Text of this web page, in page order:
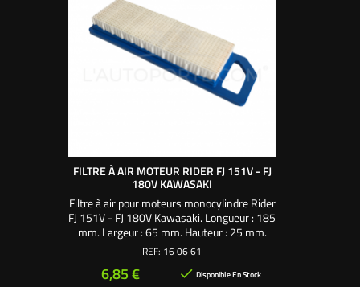
FILTRE À AIR MOTEUR RIDER FJ 151V - FJ
180V KAWASAKI
Filtre à air pour moteurs monocylindre Rider
FJ 151V - FJ 180V Kawasaki. Longueur : 185
mm. Largeur : 65 mm. Hauteur : 25 mm.
Longueur avec poignée : 215 mm. Utilisez la
REF: 16 06 61
Prix
6,85 €  Disponible En Stock